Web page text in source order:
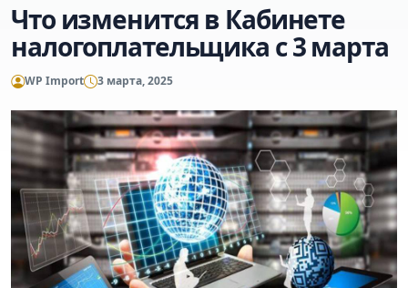
Что изменится в Кабинете
налогоплательщика с 3 марта
WP Import 3 марта, 2025